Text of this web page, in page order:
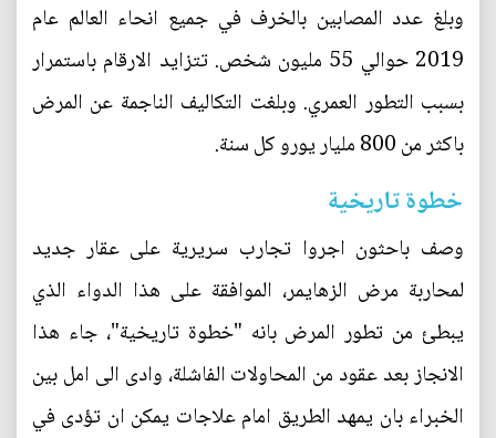
وبلغ عدد المصابين بالخرف في جميع انحاء العالم عام
2019 حوالي 55 مليون شخص. تتزايد الارقام باستمرار
بسبب التطور العمري. وبلغت التكاليف الناجمة عن المرض
باكثر من 800 مليار يورو كل سنة.
خطوة تاريخية
وصف باحثون اجروا تجارب سريرية على عقار جديد
لمحاربة مرض الزهايمر، الموافقة على هذا الدواء الذي
يبطئ من تطور المرض بانه "خطوة تاريخية"، جاء هذا
الانجاز بعد عقود من المحاولات الفاشلة، وادى الى امل بين
الخبراء بان يمهد الطريق امام علاجات يمكن ان تؤدى في